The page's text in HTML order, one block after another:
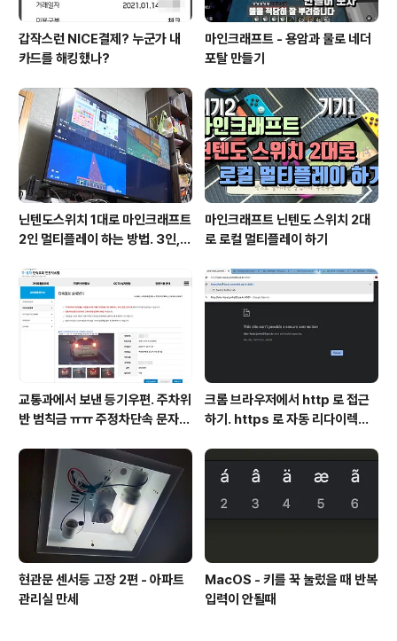
갑작스런 NICE결제? 누군가 내
카드를 해킹했나?
마인크래프트 - 용암과 물로 네더
포탈 만들기
닌텐도스위치 1대로 마인크래프트
2인 멀티플레이 하는 방법. 3인, 4
마인크래프트 닌텐도 스위치 2대
로 로컬 멀티플레이 하기
교통과에서 보낸 등기우편. 주차위
반 범칙금 ㅠㅠ 주정차단속 문자알
크롬 브라우저에서 http 로 접근
하기. https 로 자동 리다이렉트
현관문 센서등 고장 2편 - 아파트
관리실 만세
MacOS - 키를 꾹 눌렀을 때 반복
입력이 안될때